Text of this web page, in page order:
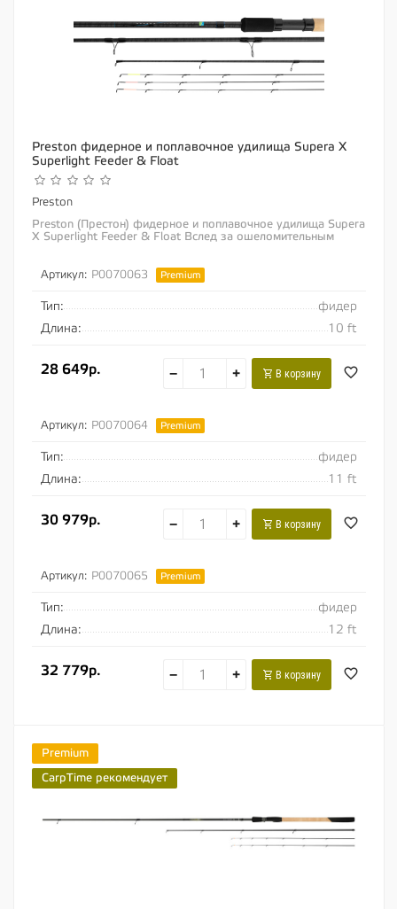
Preston фидерное и поплавочное удилища Supera X
Superlight Feeder & Float
Preston
Preston (Престон) фидерное и поплавочное удилища Supera
X Superlight Feeder & Float Вслед за ошеломительным
Артикул: P0070063 Premium
Тип:
фидер
Длина:
10 ft
28 649р. − + В корзину
Артикул: P0070064 Premium
Тип:
фидер
Длина:
11 ft
30 979р. − + В корзину
Артикул: P0070065 Premium
Тип:
фидер
Длина:
12 ft
32 779р. − + В корзину
Premium
CarpTime рекомендует